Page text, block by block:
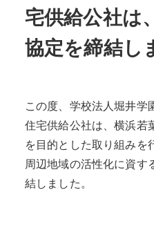
宅供給公社は
協定を締結し
この度、学校法人堀井学
住宅供給公社は、横浜若
を目的とした取り組みを
周辺地域の活性化に資す
結しました。